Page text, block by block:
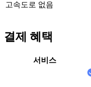
고속도로 없음
결제 혜택
서비스